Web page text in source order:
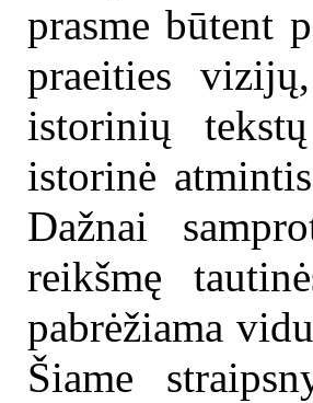
prasme būtent
praeities
istorinių
istorinė
Dažnai
reikšmę
pabrėžiama
Šiame